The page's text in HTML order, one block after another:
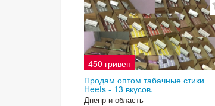
450 гривен
Продам оптом табачные стики
Heets - 13 вкусов.
Днепр и область